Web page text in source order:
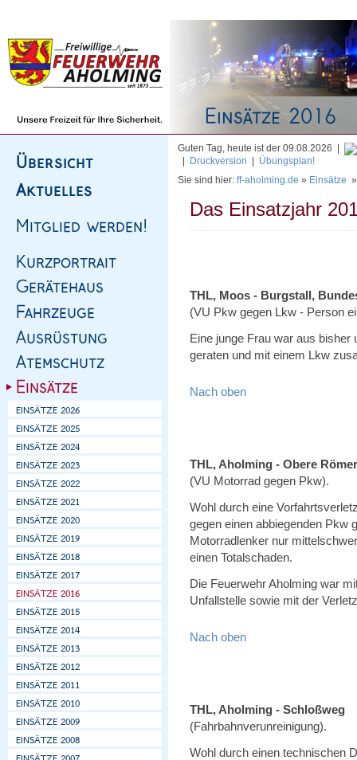
Guten Tag, heute ist der 09.08.2026 |
Druckversion
Übungsplan!
Sie sind hier: ff-aholming.de » Einsätze
Das Einsatzjahr
THL, Moos - Burgstall,
(VU Pkw gegen Lkw - Person
Eine junge Frau war aus bisher
geraten und mit einem Lkw
Nach oben
THL, Aholming - Obere
(VU Motorrad gegen Pkw).
Wohl durch eine
gegen einen abbiegenden Pkw
Motorradlenker nur
einen Totalschaden.
Die Feuerwehr Aholming war
Unfallstelle sowie mit der
Nach oben
THL, Aholming - Schloßweg
(Fahrbahnverunreinigung).
Wohl durch einen technischen